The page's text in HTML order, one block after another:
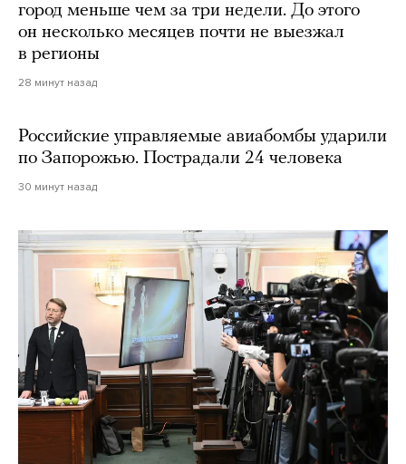
город меньше чем за три недели. До этого
он несколько месяцев почти не выезжал
в регионы
28 минут назад
Российские управляемые авиабомбы ударили
по Запорожью. Пострадали 24 человека
30 минут назад